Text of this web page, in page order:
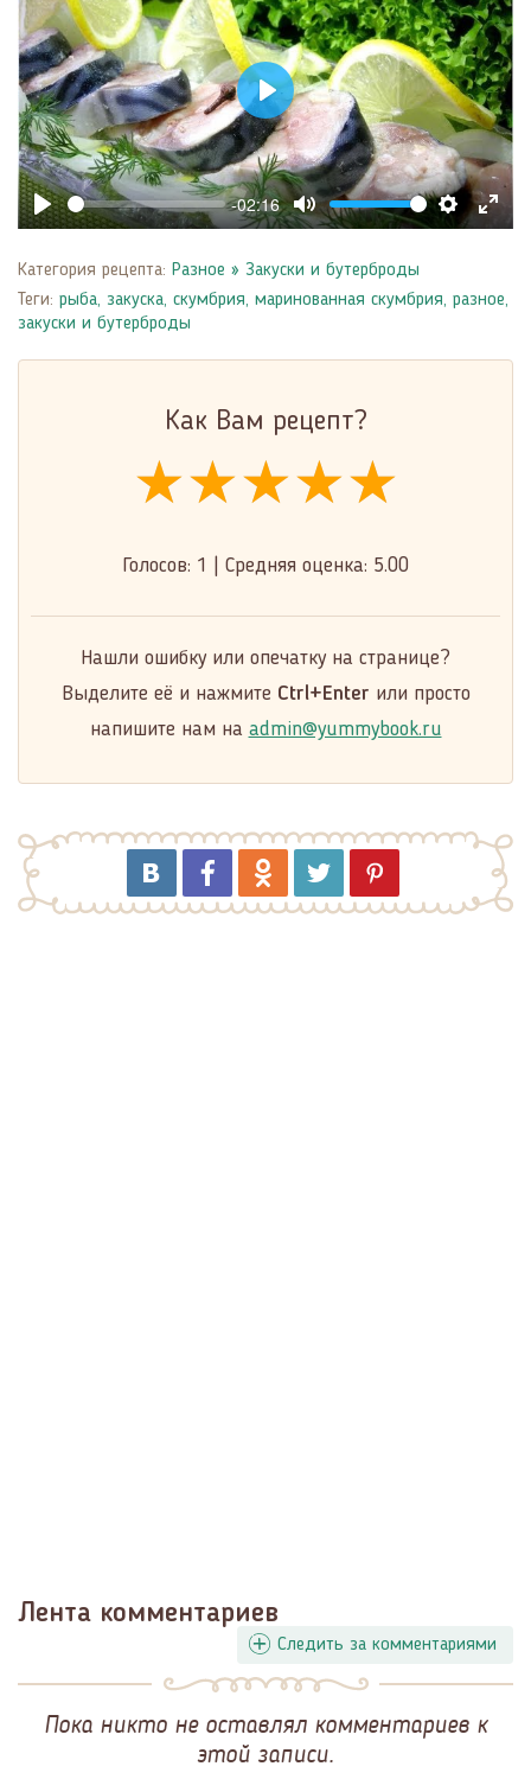
Play
-02:16
Mute
Settings
Enter
Play
Категория рецепта: Разное » Закуски и бутерброды
Теги: рыба, закуска, скумбрия, маринованная скумбрия, разное,
закуски и бутерброды
Как Вам рецепт?
★★★★★
★★★★★
★★★★★
Голосов: 1 Средняя оценка: 5.00
Нашли ошибку или опечатку на странице?
Выделите её и нажмите Ctrl+Enter или просто
напишите нам на admin@yummybook.ru
Лента комментариев
Следить за комментариями
Пока никто не оставлял комментариев к
этой записи.